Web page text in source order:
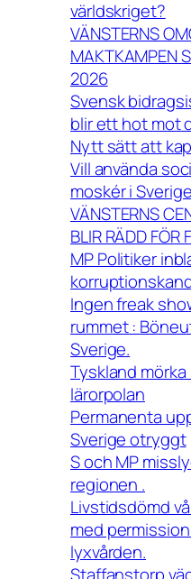
världskriget?
VÄNSTERNS
MAKTKAMPEN
2026
Svensk
blir ett hot mot
Nytt sätt att
Vill använda
moskér i
VÄNSTERNS
BLIR RÄDD FÖR
MP Politiker
Ingen freak
rummet :
Sverige.
Tyskland mörka
lärorpolan
Permanenta
Sverige otryggt
S och MP
regionen .
Livstidsdömd
med
lyxvården.
Staffanstorp